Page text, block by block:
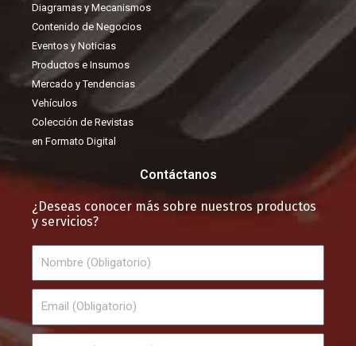
Diagramas y Mecanismos
Contenido de Negocios
Eventos y Noticias
Productos e Insumos
Mercado y Tendencias
Vehículos
Colección de Revistas
en Formato Digital
Contáctanos
¿Deseas conocer más sobre nuestros productos
y servicios?
Teléfono